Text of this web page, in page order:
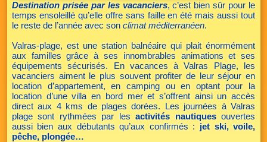
Destination prisée par les vacanciers, c’est bien sûr pour le
temps ensoleillé qu’elle offre sans faille en été mais aussi tout
le reste de l’année avec sonclimat méditerranéen.
Valras-plage, est une station balnéaire qui plait énormément
aux familles grâce à ses innombrables animations et ses
équipements sécurisés. En vacances à Valras Plage, les
vacanciers aiment le plus souvent profiter de leur séjour en
location d’appartement, en camping ou en optant pour la
location d’une villa en bord mer et s’offrent ainsi un accès
direct aux 4 kms de plages dorées. Les journées à Valras
plage sont rythmées par lesactivités nautiquesouvertes
aussi bien aux débutants qu’aux confirmés : jet ski, voile,
pêche, plongée…